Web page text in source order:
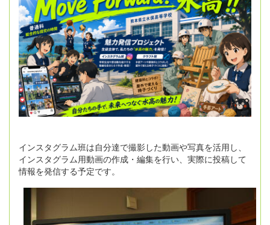
インスタグラム班は自分達で撮影した動画や写真を活用し、
インスタグラム用動画の作成・編集を行い、実際に投稿して
情報を発信する予定です。